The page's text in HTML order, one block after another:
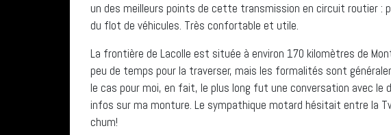
un des meilleurs points de cette transmission en circuit routier :
du flot de véhicules. Très confortable et utile.
La frontière de Lacolle est située à environ 170 kilomètres de
peu de temps pour la traverser, mais les formalités sont
le cas pour moi, en fait, le plus long fut une conversation avec le
infos sur ma monture. Le sympathique motard hésitait entre la
chum!